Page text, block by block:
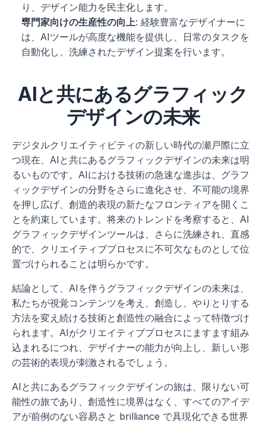
り、デザイン能力を民主化します。
専門家向けの生産性の向上: 経験豊富なデザイナーに
は、AIツールが高度な機能を提供し、日常のタスクを
自動化し、洗練されたデザイン提案を行います。
AIと共にあるグラフィック
デザインの未来
デジタルクリエイティビティの新しい時代の瀬戸際に立
つ現在、AIと共にあるグラフィックデザインの未来は明
るいものです。AIにおける技術の急速な進歩は、グラフ
ィックデザインの分野をさらに進化させ、不可能の境界
を押し広げ、創造的表現の新たなフロンティアを開くこ
とを約束しています。将来のトレンドを考察すると、AI
グラフィックデザインツールは、さらに洗練され、直感
的で、クリエイティブプロセスに不可欠なものとして位
置づけられることは明らかです。
結論として、AIを伴うグラフィックデザインの未来は、
私たちが視覚コンテンツを考え、創造し、やりとりする
方法を変え続ける技術と創造性の融合によって特徴づけ
られます。AIがクリエイティブプロセスにますます組み
込まれるにつれ、デザイナーの能力が向上し、新しい形
の芸術的表現が刺激されるでしょう。
AIと共にあるグラフィックデザインの旅は、限りない可
能性の旅であり、創造性に境界はなく、すべてのアイデ
アが前例のない容易さと brilliance で具現化できる世界